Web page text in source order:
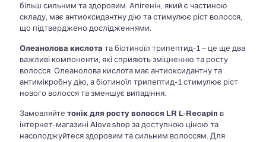
більш сильним та здоровим. Апігенін, який є частиною
складу, має антиоксидантну дію та стимулює ріст волосся,
що підтверджено дослідженнями.
Олеанолова кислота та біотиноїл трипептид-1 – це ще два
важливі компоненти, які сприяють зміцненню та росту
волосся. Олеанолова кислота має антиоксидантну та
антимікробну дію, а біотиноїл трипептид-1 стимулює ріст
нового волосся та зменшує випадіння.
Замовляйте тонік для росту волосся LR L-Recapin в
інтернет-магазині Alove.shop за доступною ціною та
насолоджуйтеся здоровим та сильним волоссям. Для